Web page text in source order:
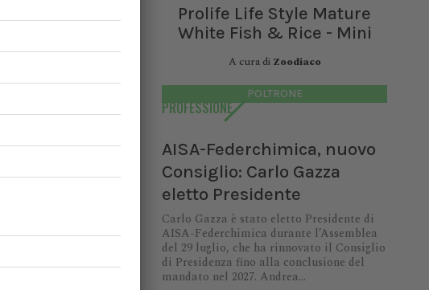
come
Prolife Life Style Mature
White Fish & Rice - Mini
A cura di Zoodiaco
POLTRONE
PROFESSIONE
AISA-Federchimica, nuovo
Consiglio: Carlo Gazza
eletto Presidente
Carlo Gazza è stato eletto Presidente di
AISA-Federchimica durante l’Assemblea
del 29 luglio, che ha rinnovato il Consiglio
di Presidenza fino alla conclusione del
mandato nel 2027. Andrea...